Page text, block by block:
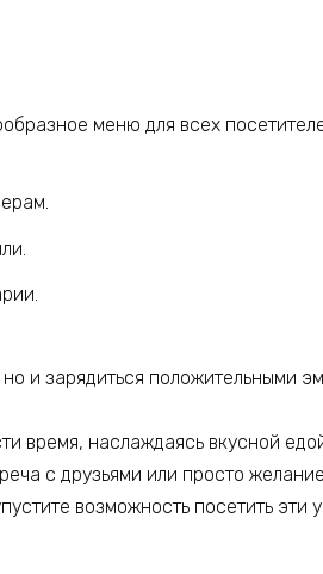
меню для всех
и зарядиться положительными
время, наслаждаясь вкусной
с друзьями или просто
возможность посетить